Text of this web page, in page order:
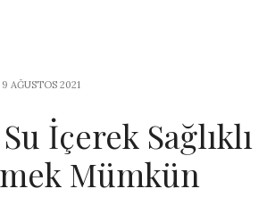
9 AĞUSTOS 2021
İçerek Sağlıklı
Mümkün